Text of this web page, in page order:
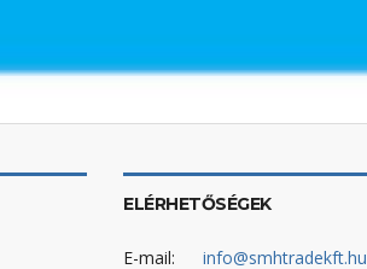
ELÉRHETŐSÉGEK
E-mail: info@smhtradekft.hu